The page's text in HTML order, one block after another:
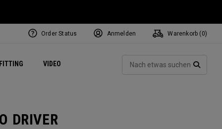
VIDEO Exclusive Mavrik Complete Sets
Exklusiv - Golfbälle
Women's Golf Balls
Exklusiv - Zubehör
Regional Performance Centers
Order Status Anmelden Warenkorb ( 0)
DRIVER